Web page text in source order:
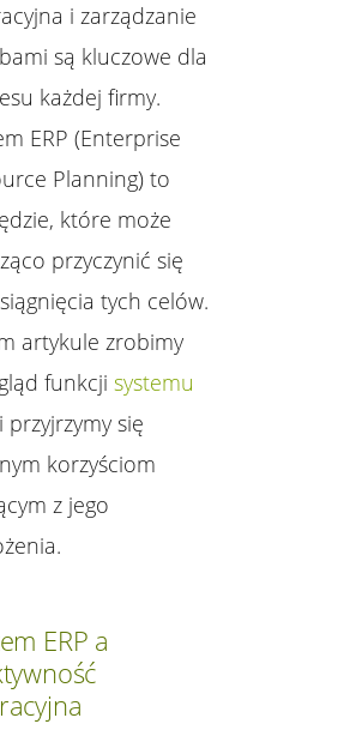
i zarządzanie
są kluczowe dla
każdej firmy.
ERP (Enterprise
Planning) to
które może
przyczynić się
tych celów.
artykule zrobimy
funkcji systemu
i przyjrzymy się
korzyściom
z jego
ERP a